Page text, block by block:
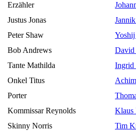
Erzähler
Justus Jonas
Peter Shaw
Bob Andrews
David
Tante Mathilda
Ingrid
Onkel Titus
Porter
Kommissar Reynolds
Klaus
Skinny Norris
Tim